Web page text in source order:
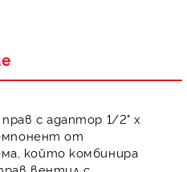
с адаптор 1/2" х
от
, който комбинира